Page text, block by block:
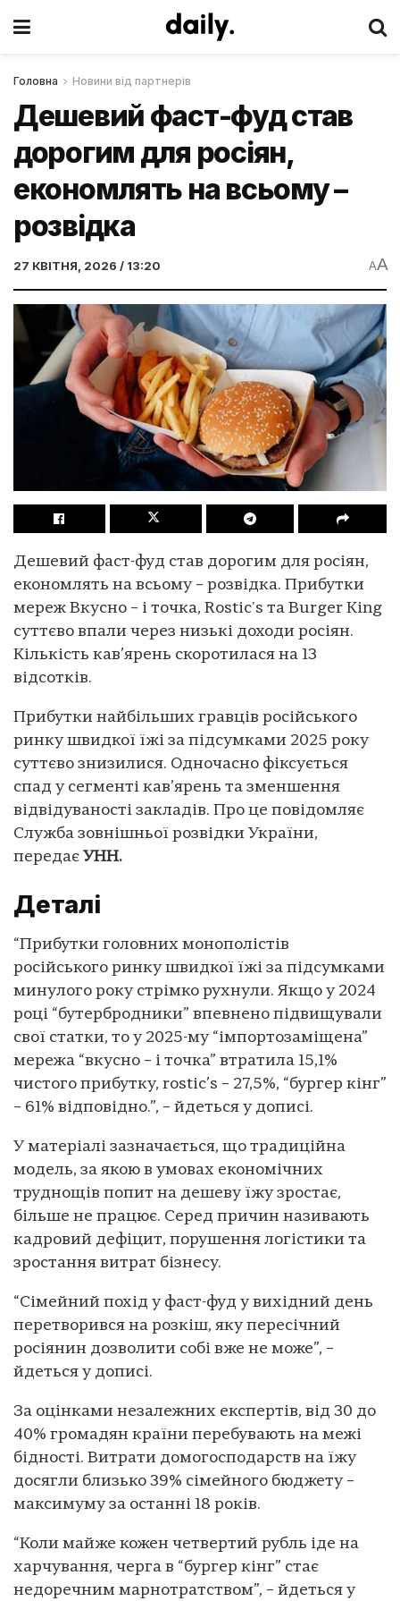
Головна Новини від партнерів
Дешевий фаст-фуд став
дорогим для росіян,
економлять на всьому –
розвідка
27 КВІТНЯ, 2026 / 13:20 AA
Дешевий фаст-фуд став дорогим для росіян,
економлять на всьому – розвідка. Прибутки
мереж Вкусно – і точка, Rostic's та Burger King
суттєво впали через низькі доходи росіян.
Кількість кав’ярень скоротилася на 13
відсотків.
Прибутки найбільших гравців російського
ринку швидкої їжі за підсумками 2025 року
суттєво знизилися. Одночасно фіксується
спад у сегменті кав’ярень та зменшення
відвідуваності закладів. Про це повідомляє
Служба зовнішньої розвідки України,
передає УНН.
Деталі
“Прибутки головних монополістів
російського ринку швидкої їжі за підсумками
минулого року стрімко рухнули. Якщо у 2024
році “бутербродники” впевнено підвищували
свої статки, то у 2025-му “імпортозаміщена”
мережа “вкусно – і точка” втратила 15,1%
чистого прибутку, rostic’s – 27,5%, “бургер кінг”
– 61% відповідно.”, – йдеться у дописі.
У матеріалі зазначається, що традиційна
модель, за якою в умовах економічних
труднощів попит на дешеву їжу зростає,
більше не працює. Серед причин називають
кадровий дефіцит, порушення логістики та
зростання витрат бізнесу.
“Сімейний похід у фаст-фуд у вихідний день
перетворився на розкіш, яку пересічний
росіянин дозволити собі вже не може”, –
йдеться у дописі.
За оцінками незалежних експертів, від 30 до
40% громадян країни перебувають на межі
бідності. Витрати домогосподарств на їжу
досягли близько 39% сімейного бюджету –
максимуму за останні 18 років.
“Коли майже кожен четвертий рубль іде на
харчування, черга в “бургер кінг” стає
недоречним марнотратством”, – йдеться у